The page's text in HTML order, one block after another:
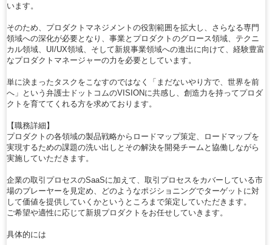
います。
そのため、プロダクトマネジメントの役割範囲を拡大し、さらなる専門
領域への深化が必要となり、事業とプロダクトのグロース領域、テクニ
カル領域、UI/UX領域、そして新規事業領域への進出に向けて、経験豊富
なプロダクトマネージャーの力を必要としています。
単に決まったタスクをこなすのではなく「まだないやり方で、世界を前
へ」という弁護士ドットコムのVISIONに共感し、創造力を持ってプロダ
クトを育ててくれる方を求めております。
【職務詳細】
プロダクトの各領域の製品戦略からロードマップ策定、ロードマップを
実現するための課題の洗い出しとその解決を開発チームと協働しながら
実施していただきます。
企業の取引プロセスのSaaSに加えて、取引プロセスをカバーしている市
場のプレーヤーを見定め、どのようなポジショニングでターゲットに対
して価値を提供していくかというところまで策定していただきます。
ご希望や適性に応じて新規プロダクトをお任せしていきます。
具体的には